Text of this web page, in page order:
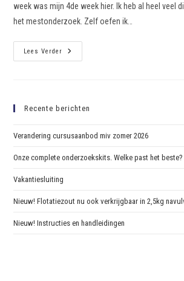
week was mijn 4de week hier. Ik heb al heel veel
het mestonderzoek. Zelf oefen ik…
Lees Verder
Recente berichten
Verandering cursusaanbod miv zomer 2026
Onze complete onderzoekskits. Welke past het beste?
Vakantiesluiting
Nieuw! Flotatiezout nu ook verkrijgbaar in 2,5kg
Nieuw! Instructies en handleidingen